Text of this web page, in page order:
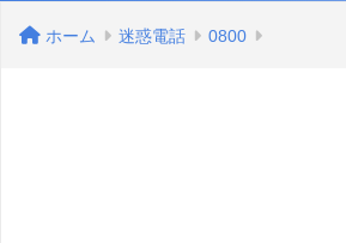
ホーム 迷惑電話 0800